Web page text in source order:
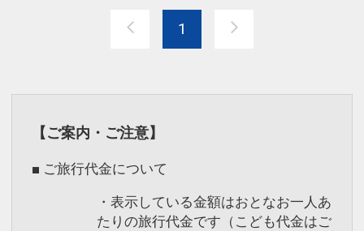
■チェックイン混雑のお知らせ
いて大変混み合うことが予想されます。
します。
※尚、キッズコーナー「遊び場」（7：
ックアウト後もご利用可能です。
イプの客室など、旅のシーンに合わせた
様々なタイプのお部屋からお選びいただ
■夕朝食ビュッフェ
全ホテル共通の夕朝食ビュッフェメニュ
ーに加え、ホテルによって異なるご当地
メニューをご用意。
て、食事をより楽しむ機会を提供いたし
1
【ご案内・ご注意】
■ ご旅行代金について
・表示している金額はおとなお一人あ
たりの旅行代金です（こども代金はご